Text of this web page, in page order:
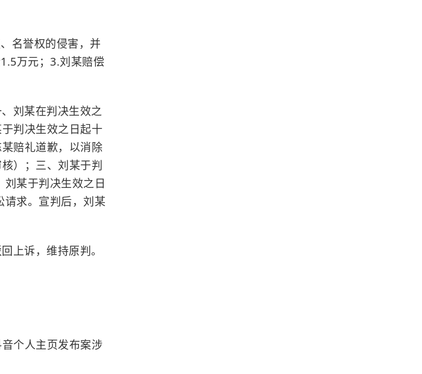
名誉权的侵害，并
万元；3.刘某赔偿
刘某在判决生效之
判决生效之日起十
赔礼道歉，以消除
）；三、刘某于判
某于判决生效之日
求。宣判后，刘某
上诉，维持原判。
个人主页发布案涉